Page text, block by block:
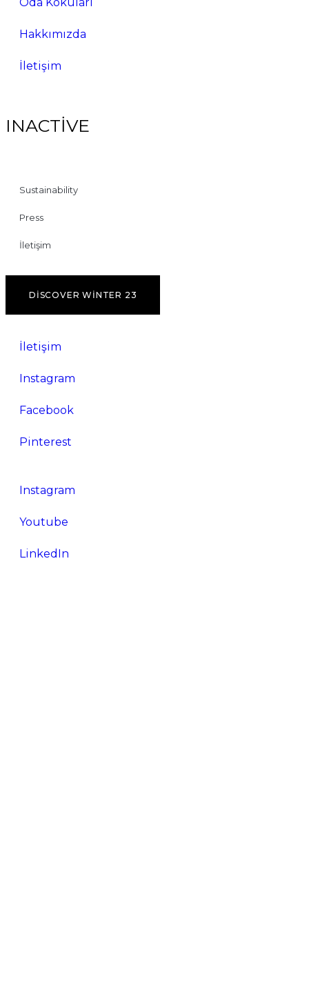
Hakkımızda
İletişim
INACTIVE
Sustainability
Press
İletişim
DISCOVER WINTER 23
İletişim
Instagram
Facebook
Pinterest
Instagram
Youtube
LinkedIn